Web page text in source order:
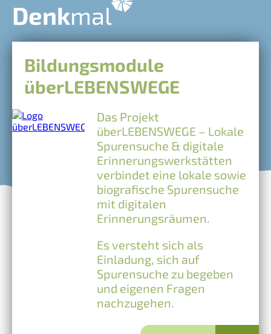
Denkmal
Bildungsmodule
überLEBENSWEGE
Das Projekt
überLEBENSWEGE – Lokale
Spurensuche & digitale
Erinnerungswerkstätten
verbindet eine lokale sowie
biografische Spurensuche
mit digitalen
Erinnerungsräumen.
Es versteht sich als
Einladung, sich auf
Spurensuche zu begeben
und eigenen Fragen
nachzugehen.